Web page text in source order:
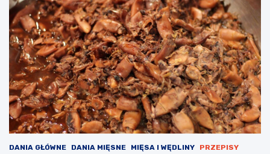
DANIA GŁÓWNE DANIA MIĘSNE MIĘSA I WĘDLINY
PRZEPISY